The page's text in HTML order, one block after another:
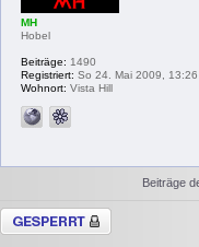
MH
Hobel
Beiträge: 1490
Registriert: So 24. Mai 2009, 13:26
Wohnort: Vista Hill
Beiträge
Thema gesperrt